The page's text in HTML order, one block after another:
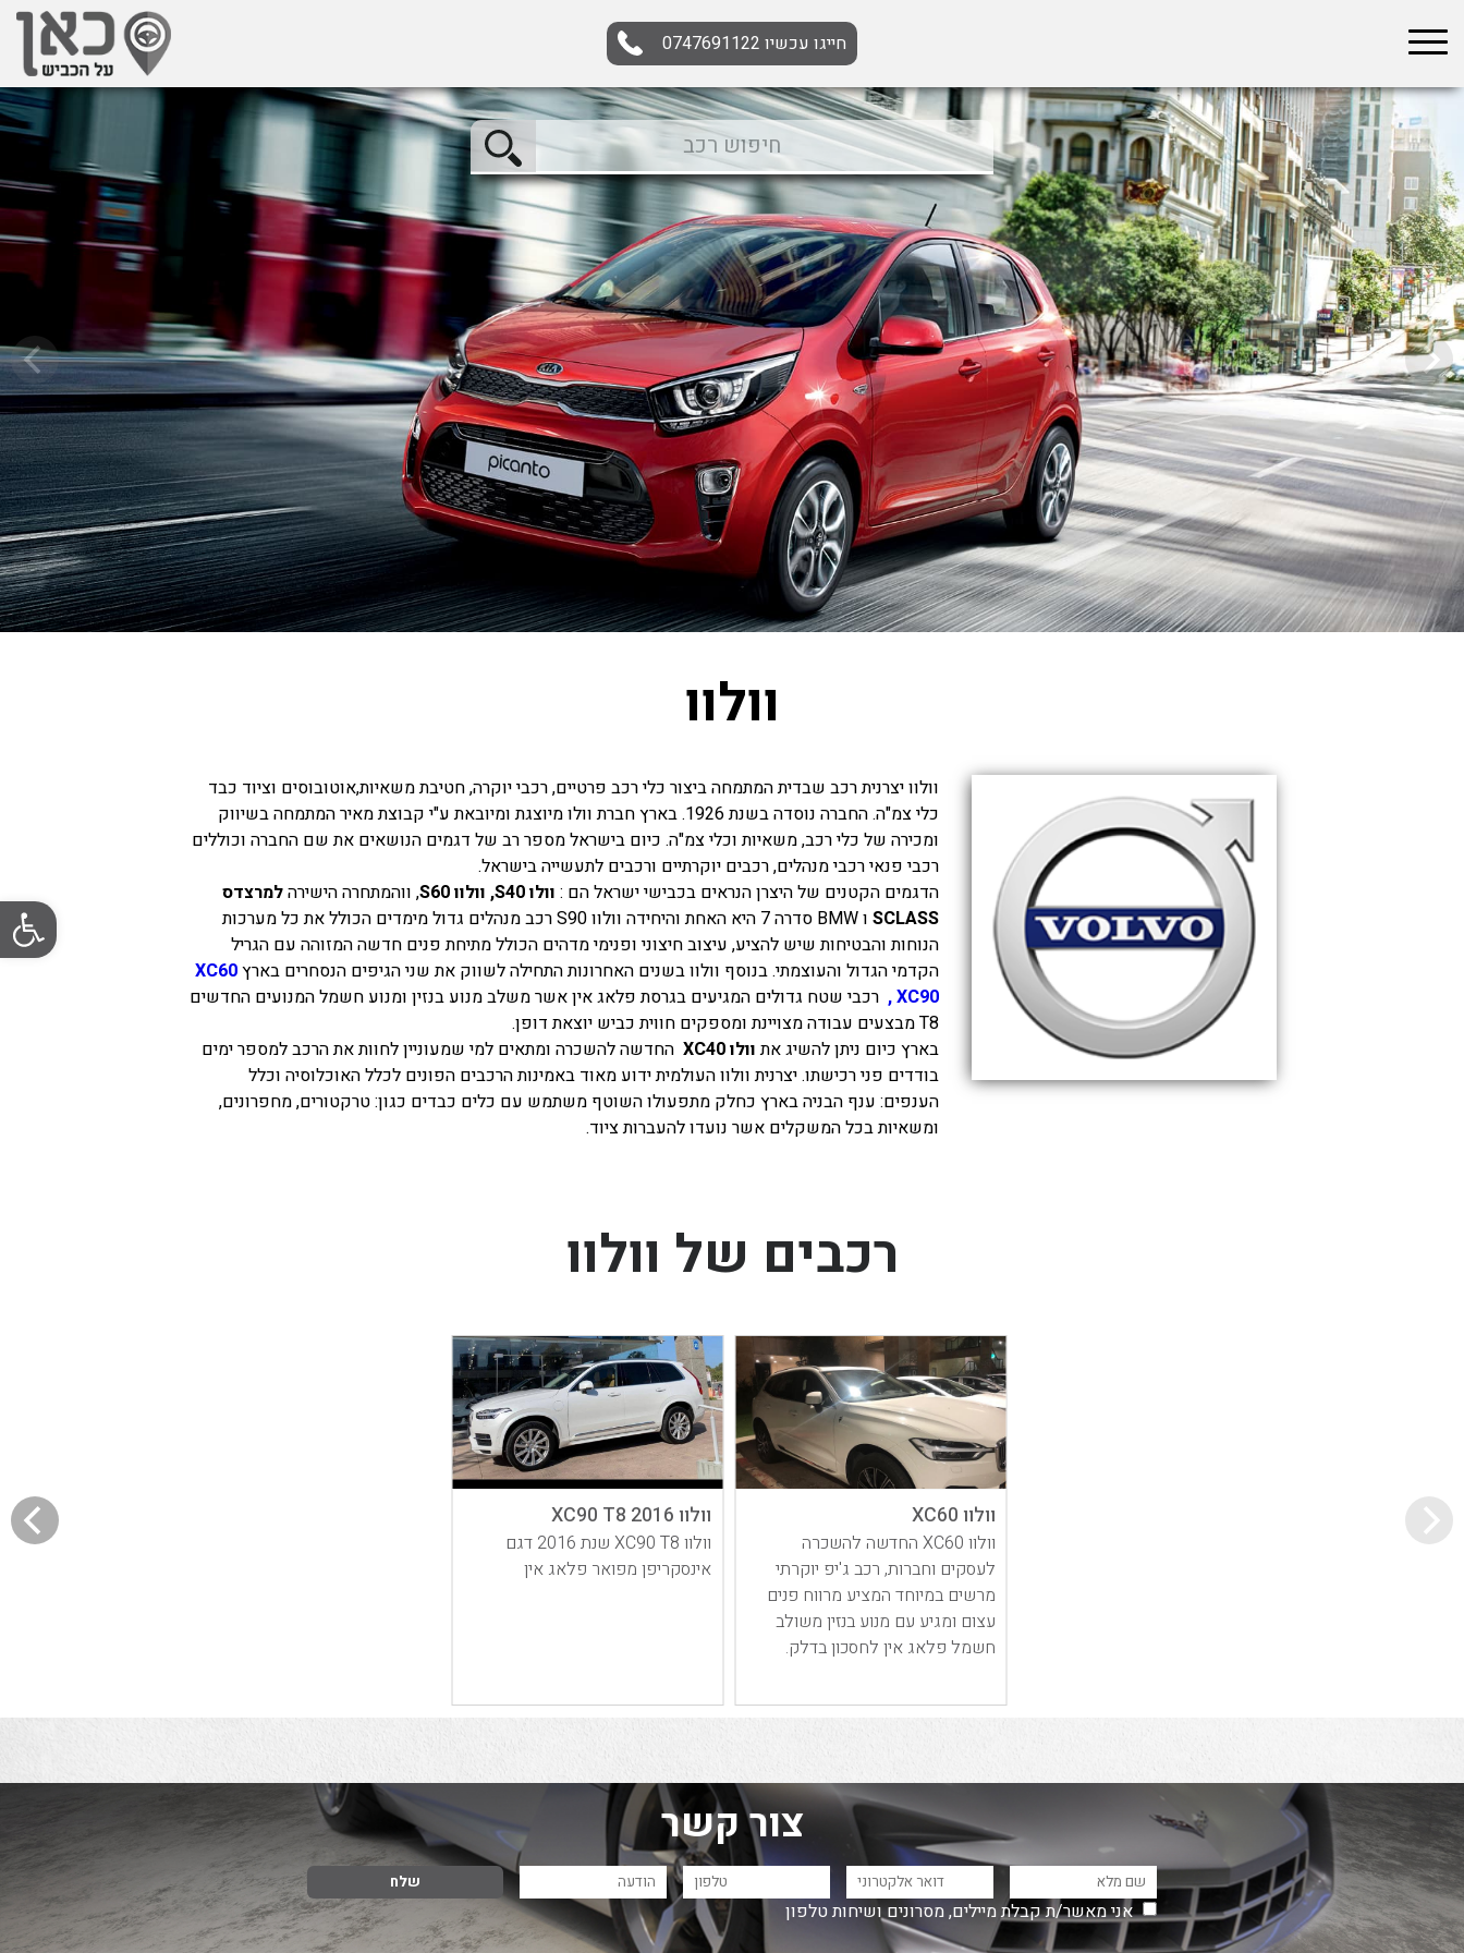
פתח
חייגו עכשיו 0747691122
בחר תתקטגוריה בחר מיקום
הכל
צפון
מרכז
דרום
במרכז
בצפון
בירושלים
ירושלים
בחיפה
חיפה
באשדוד
בפתח תקווה
בנתניה
חולון
וולוו
וולוו יצרנית רכב שבדית המתמחה ביצור כלי רכב פרטיים, רכבי יוקרה, חטיבת משאיות,אוטובוסים וציוד כבד
כלי צמ"ה. החברה נוסדה בשנת 1926. בארץ חברת וולו מיוצגת ומיובאת ע"י קבוצת מאיר המתמחה בשיווק
ומכירה של כלי רכב, משאיות וכלי צמ"ה. כיום בישראל מספר רב של דגמים הנושאים את שם החברה וכוללים
רכבי פנאי רכבי מנהלים, רכבים יוקרתיים ורכבים לתעשייה בישראל.
הדגמים הקטנים של היצרן הנראים בכבישי ישראל הם : וולו S40, וולוו S60 , ווהמתחרה הישירהלמרצדס
SCLASS
ו BMW סדרה 7 היא האחת והיחידה וולוו S90 רכב מנהלים גדול מימדים הכולל את כל מערכות
הנוחות והבטיחות שיש להציע, עיצוב חיצוני ופנימי מדהים הכולל מתיחת פנים חדשה המזוהה עם הגריל
הקדמי הגדול והעוצמתי. בנוסף וולוו בשנים האחרונות התחילה לשווק את שני הגיפים הנסחרים בארץXC60
, XC90 רכבי שטח גדולים המגיעים בגרסת פלאג אין אשר משלב מנוע בנזין ומנוע חשמל המנועים החדשים
T8 מבצעים עבודה מצויינת ומספקים חווית כביש יוצאת דופן.
בארץ כיום ניתן להשיג אתוולו XC40
החדשה להשכרה ומתאים למי שמעוניין לחוות את הרכב למספר ימים
בודדים פני רכישתו. יצרנית וולוו העולמית ידוע מאוד באמינות הרכבים הפונים לכלל האוכלוסיה וכלל
הענפים: ענף הבניה בארץ כחלק מתפעולו השוטף משתמש עם כלים כבדים כגון: טרקטורים, מחפרונים,
ומשאיות בכל המשקלים אשר נועדו להעברות ציוד.
רכבים של וולוו
וולוו XC60
וולוו XC60 החדשה להשכרה
לעסקים וחברות, רכב ג'יפ יוקרתי
מרשים במיוחד המציע מרווח פנים
עצום ומגיע עם מנוע בנזין משולב
חשמל פלאג אין לחסכון בדלק.
וולוו XC90 T8 2016
וולוו XC90 T8 שנת 2016 דגם
אינסקריפן מפואר פלאג אין
צור קשר
אני מאשר/ת קבלת מיילים, מסרונים ושיחות טלפון